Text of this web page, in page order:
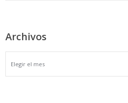
Archivos
ARCHIVOS